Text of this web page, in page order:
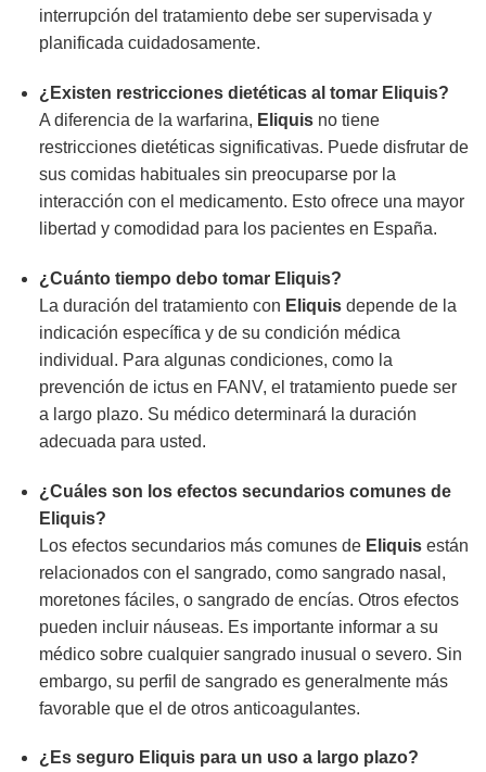
interrupción del tratamiento debe ser supervisada y
planificada cuidadosamente.
¿Existen restricciones dietéticas al tomar Eliquis?
A diferencia de la warfarina, Eliquisno tiene
restricciones dietéticas significativas. Puede disfrutar de
sus comidas habituales sin preocuparse por la
interacción con el medicamento. Esto ofrece una mayor
libertad y comodidad para los pacientes en España.
¿Cuánto tiempo debo tomar Eliquis?
La duración del tratamiento con Eliquisdepende de la
indicación específica y de su condición médica
individual. Para algunas condiciones, como la
prevención de ictus en FANV, el tratamiento puede ser
a largo plazo. Su médico determinará la duración
adecuada para usted.
¿Cuáles son los efectos secundarios comunes de
Eliquis?
Los efectos secundarios más comunes de Eliquisestán
relacionados con el sangrado, como sangrado nasal,
moretones fáciles, o sangrado de encías. Otros efectos
pueden incluir náuseas. Es importante informar a su
médico sobre cualquier sangrado inusual o severo. Sin
embargo, su perfil de sangrado es generalmente más
favorable que el de otros anticoagulantes.
¿Es seguro Eliquis para un uso a largo plazo?